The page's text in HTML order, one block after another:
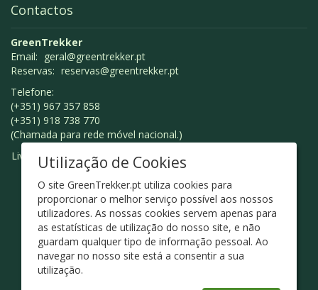
Contactos
GreenTrekker
Email: geral@greentrekker.pt
Reservas: reservas@greentrekker.pt
Telefone:
(+351) 967 357 858
(+351) 918 738 770
(Chamada para rede móvel nacional.)
Livro de Reclamações
Utilização de Cookies
O site GreenTrekker.pt utiliza cookies para
proporcionar o melhor serviço possível aos nossos
utilizadores. As nossas cookies servem apenas para
as estatísticas de utilização do nosso site, e não
guardam qualquer tipo de informação pessoal. Ao
navegar no nosso site está a consentir a sua
utilização.